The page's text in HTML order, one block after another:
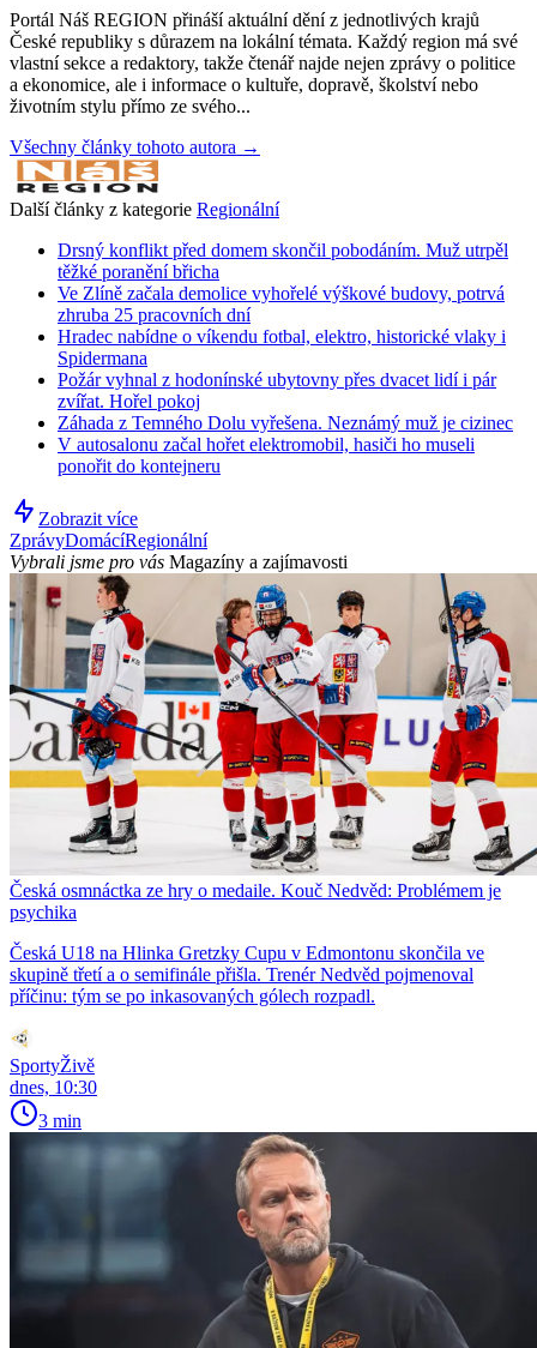
Portál Náš REGION přináší aktuální dění z jednotlivých krajů
České republiky s důrazem na lokální témata. Každý region má své
vlastní sekce a redaktory, takže čtenář najde nejen zprávy o politice
a ekonomice, ale i informace o kultuře, dopravě, školství nebo
životním stylu přímo ze svého...
Všechny články tohoto autora →
Další články z kategorie Regionální
Drsný konflikt před domem skončil pobodáním. Muž utrpěl
těžké poranění břicha
Ve Zlíně začala demolice vyhořelé výškové budovy, potrvá
zhruba 25 pracovních dní
Hradec nabídne o víkendu fotbal, elektro, historické vlaky i
Spidermana
Požár vyhnal z hodonínské ubytovny přes dvacet lidí i pár
zvířat. Hořel pokoj
Záhada z Temného Dolu vyřešena. Neznámý muž je cizinec
V autosalonu začal hořet elektromobil, hasiči ho museli
ponořit do kontejneru
Zobrazit více
ZprávyDomácíRegionální
Vybrali jsme pro vás Magazíny a zajímavosti
Česká osmnáctka ze hry o medaile. Kouč Nedvěd: Problémem je
psychika
Česká U18 na Hlinka Gretzky Cupu v Edmontonu skončila ve
skupině třetí a o semifinále přišla. Trenér Nedvěd pojmenoval
příčinu: tým se po inkasovaných gólech rozpadl.
SportyŽivě
dnes, 10:30
3 min